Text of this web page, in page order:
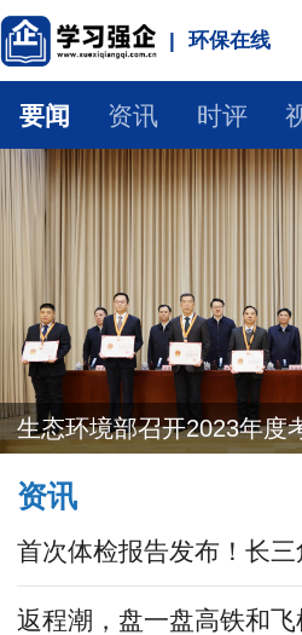
| 环保在线
要闻 资讯 时评
生态环境部召开2023年度
资讯
首次体检报告发布！长
返程潮，盘一盘高铁和